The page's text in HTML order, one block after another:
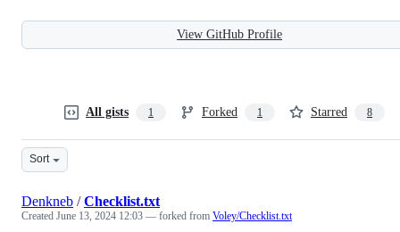
View GitHub Profile
All gists 1 Forked 1 Starred 8
Sort
Denkneb /Checklist.txt
Created June 13, 2024 12:03 — forked from Voley/Checklist.txt